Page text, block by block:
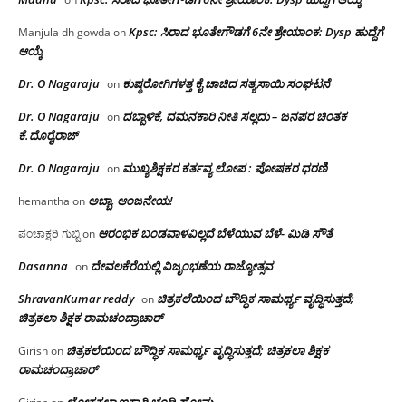
Manjula dh gowda onKpsc: ಸಿರಾದ ಭೂತೇಗೌಡಗೆ 6ನೇ ಶ್ರೇಯಾಂಕ: Dysp ಹುದ್ದೆಗೆ
ಆಯ್ಕೆ
Dr. O Nagaraju on ಕುಷ್ಠರೋಗಿಗಳತ್ತ ಕೈ ಚಾಚಿದ ಸತ್ಯಸಾಯಿ ಸಂಘಟನೆ
Dr. O Nagaraju on ದಬ್ಬಾಳಿಕೆ, ದಮನಕಾರಿ ನೀತಿ ಸಲ್ಲದು – ಜನಪರ ಚಿಂತಕ
ಕೆ.ದೊರೈರಾಜ್
Dr. O Nagaraju on ಮುಖ್ಯಶಿಕ್ಷಕರ ಕರ್ತವ್ಯ ಲೋಪ : ಪೋಷಕರ ಧರಣಿ
hemantha on ಅಬ್ಬಾ, ಆಂಜನೇಯ!
ಪಂಚಾಕ್ಷರಿ ಗುಬ್ಬಿon ಆರಂಭಿಕ ಬಂಡವಾಳವಿಲ್ಲದೆ ಬೆಳೆಯುವ ಬೆಳೆ- ಮಿಡಿ ಸೌತೆ
Dasanna on ದೇವಲಕೆರೆಯಲ್ಲಿ ವಿಜೃಂಭಣೆಯ ರಾಜ್ಯೋತ್ಸವ
ShravanKumar reddy on ಚಿತ್ರಕಲೆಯಿಂದ ಬೌದ್ಧಿಕ ಸಾಮರ್ಥ್ಯ ವೃದ್ಧಿಸುತ್ತದೆ;
ಚಿತ್ರಕಲಾ ಶಿಕ್ಷಕ ರಾಮಚಂದ್ರಾಚಾರ್
Girishon ಚಿತ್ರಕಲೆಯಿಂದ ಬೌದ್ಧಿಕ ಸಾಮರ್ಥ್ಯ ವೃದ್ಧಿಸುತ್ತದೆ; ಚಿತ್ರಕಲಾ ಶಿಕ್ಷಕ
ರಾಮಚಂದ್ರಾಚಾರ್